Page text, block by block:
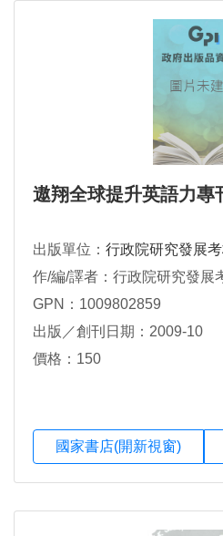
遨翔全球提升英語力專
出版單位： 行政院研究發展
作/編/譯者：行政院研究發展
GPN：1009802859
出版／創刊日期：2009-10
價格：150
國家書店(開新視窗)